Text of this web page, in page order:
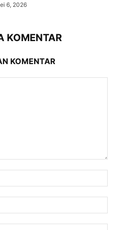
6, 2026
KOMENTAR
KOMENTAR